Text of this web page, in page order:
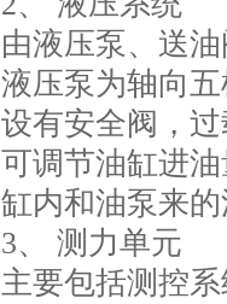
由液压泵、送
液压泵为轴向
设有安全阀，
可调节油缸进
缸内和油泵来
3、 测力单元
主要包括测控